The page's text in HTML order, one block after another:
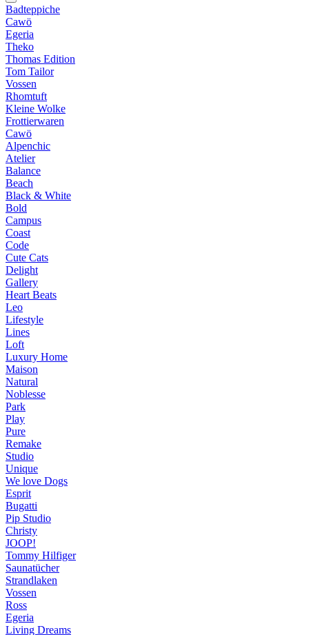
Badteppiche
Cawö
Egeria
Theko
Thomas Edition
Tom Tailor
Vossen
Rhomtuft
Kleine Wolke
Frottierwaren
Cawö
Alpenchic
Atelier
Balance
Beach
Black & White
Bold
Campus
Coast
Code
Cute Cats
Delight
Gallery
Heart Beats
Leo
Lifestyle
Lines
Loft
Luxury Home
Maison
Natural
Noblesse
Park
Play
Pure
Remake
Studio
Unique
We love Dogs
Esprit
Bugatti
Pip Studio
Christy
JOOP!
Tommy Hilfiger
Saunatücher
Strandlaken
Vossen
Ross
Egeria
Living Dreams